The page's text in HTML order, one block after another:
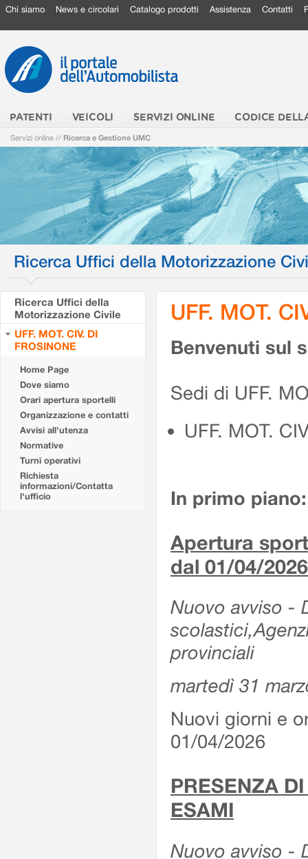
Chi siamo News e circolari Catalogo prodotti Assistenza Contatti
PATENTI VEICOLI SERVIZI ONLINE CODICE
Servizi online // Ricerca e Gestione UMC
Ricerca Uffici della Motorizzazione
Ricerca Uffici della
Motorizzazione Civile
UFF. MOT. CIV. DI
FROSINONE
Home Page
Dove siamo
Orari apertura sportelli
Organizzazione e contatti
Avvisi all'utenza
Normative
Turni operativi
Richiesta
informazioni/Contatta
l'ufficio
UFF. MOT.
Benvenuti sul
Sedi di UFF.
UFF. MOT.
In primo piano:
Apertura
dal 01/04/2026
Nuovo avviso -
provinciali
martedì 31
Nuovi giorni e
01/04/2026
PRESENZA
ESAMI
Nuovo avviso -